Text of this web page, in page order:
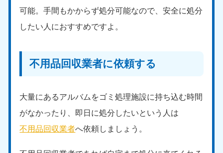
可能。手間もかからず処分可能なので、安全に処分
したい人におすすめですよ。
不用品回収業者に依頼する
大量にあるアルバムをゴミ処理施設に持ち込む時間
がなかったり、即日に処分したいという人は
不用品回収業者へ依頼しましょう。